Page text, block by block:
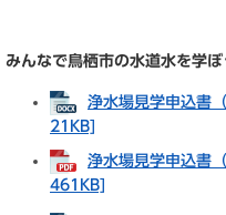
みんなで鳥栖市の水道水を学ぼ
浄水場見学申込書
21KB]
浄水場見学申込書
461KB]